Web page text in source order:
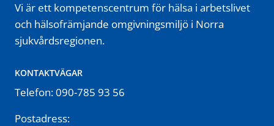
Vi är ett kompetenscentrum för hälsa i arbetslivet
och hälsofrämjande omgivningsmiljö i Norra
sjukvårdsregionen.
KONTAKTVÄGAR
Telefon: 090-785 93 56
Postadress: